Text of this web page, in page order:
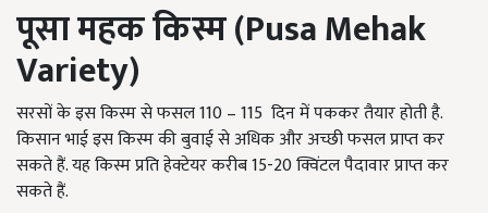
पूसा महक किस्म (Pusa Mehak
Variety)
सरसों के इस किस्म से फसल 110 – 115 दिन में पककर तैयार होती है.
किसान भाई इस किस्म की बुवाई से अधिक और अच्छी फसल प्राप्त कर
सकते हैं. यह किस्म प्रति हेक्टेयर करीब 15-20 क्विंटल पैदावार प्राप्त कर
सकते हैं.